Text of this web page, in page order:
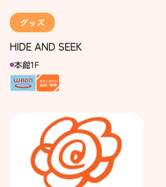
グッズ
HIDE AND SEEK
本館1F